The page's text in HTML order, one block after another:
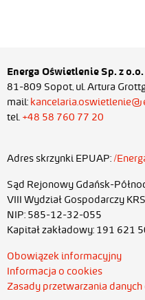
Energa Oświetlenie Sp. z o.o.
81-809 Sopot, ul. Artura
mail:
tel. +48 58 760 77 20
Adres skrzynki EPUAP:/
Sąd Rejonowy Gdańsk-
VIII Wydział Gospodarczy
NIP: 585-12-32-055
Kapitał zakładowy: 191 621
Obowiązek informacyjny
Informacja o cookies
Zasady przetwarzania